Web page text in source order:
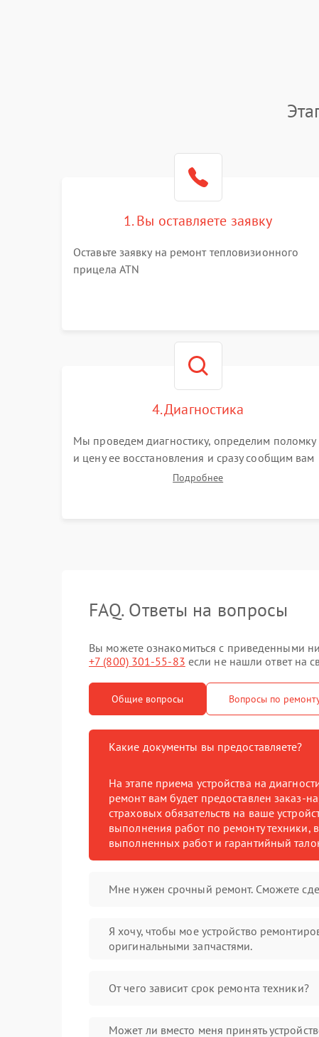
1. Вы оставляете заявку
Оставьте заявку на ремонт тепловизионного
прицела ATN
4. Диагностика
Мы проведем диагностику, определим поломку
и цену ее восстановления и сразу сообщим вам
о сроках ее устраненияПодробнее
FAQ. Ответы на вопросы
Вы можете ознакомиться с приведенными
+7 (800) 301-55-83 если не нашли ответ на
Общие вопросы Вопросы по
Какие документы вы предоставляете?
На этапе приема устройства на
ремонт вам будет предоставлен заказ-
страховых обязательств на ваше
выполнения работ по ремонту техники,
выполненных работ и гарантийный
Мне нужен срочный ремонт. Сможете
Я хочу, чтобы мое устройство
оригинальными запчастями.
От чего зависит срок ремонта техники?
Может ли вместо меня принять